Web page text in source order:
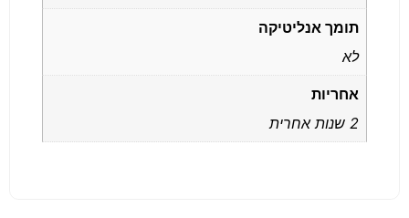
תומך אנליטיקה
לא
אחריות
2 שנות אחרית